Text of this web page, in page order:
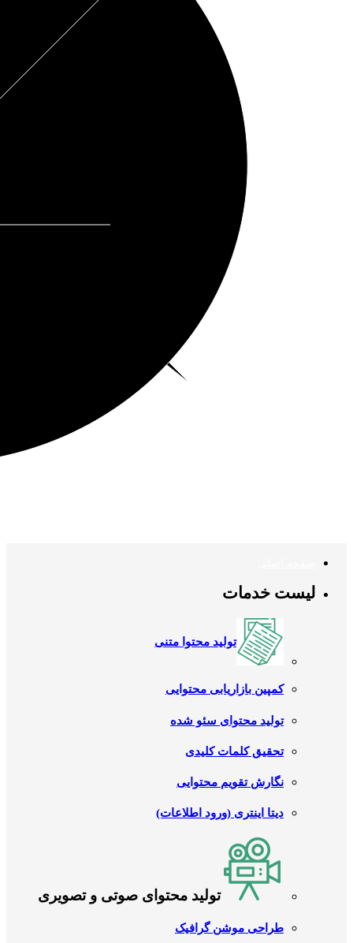
لیست خدمات
تولید محتوا متنی
کمپین بازاریابی محتوایی
تولید محتوای سئو شده
تحقیق کلمات کلیدی
نگارش تقویم محتوایی
دیتا اینتری (ورود اطلاعات)
تولید محتوای صوتی و تصویری
طراحی موشن گرافیک